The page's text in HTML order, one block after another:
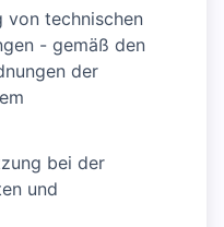
von technischen
- gemäß den
der
bei der
und